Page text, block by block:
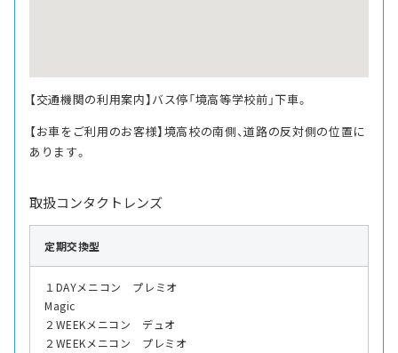
【交通機関の利用案内】バス停「境高等学校前」下車。
【お車をご利用のお客様】境高校の南側、道路の反対側の位置に
あります。
取扱コンタクトレンズ
定期交換型
１DAYメニコン プレミオ
Magic
２WEEKメニコン デュオ
２WEEKメニコン プレミオ